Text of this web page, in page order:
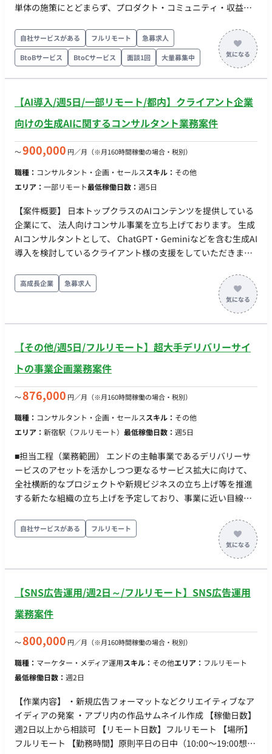
単体の施策にとどまらず、プロダクト・コミュニティ・収益構
す。 ・事業として「同人系プラットフォーム領域での圧倒的
No.1」を目指しています。 ・データドリブンかつ仮説主導型の
マーケティング体制を築くことが求められます。 【作業内容】
・登録〜投稿〜収益化のファネルに基づくKPI設計・分析・再定
策定 ・SNS／PR／LP／クリエイター獲得／UGC施策の企画・
実行・改善 ・Redash／内部DBを用いた指標モニタリングと施
との横断連携 ・経営／現場それぞれに最適化された週次・月次
自社サービスがある フルリモート
急募求人
BtoBサービス
BtoCサービス 面談1回 大量募集中
【AI導入/週5日/一部リモート/都内】クライアント企業
向けの生成AIに関するコンサルタント業務案件
〜900,000 円／月 （※月160時間稼働の場合・税別）
職種： コンサルタント・企画・セールススキル： その他
エリア： 一部リモート最低稼働日数： 週5日
【案件概要】 日本トップクラスのAIコンテンツを提供している
企業にて、 法人向けコンサル事業を立ち上げております。 生成
AIコンサルタントとして、 ChatGPT・Geminiなどを含む生成AI
導入を検討しているクライアント様の支援をしていただきま
クライアントの課題・ニーズのヒアリング ・生成AIを活用した
課題解決の提案 ・生成AIツールの選定 ・生成AI活用に関する資
高成長企業 急募求人
【その他/週5日/フルリモート】超大手デリバリーサイ
トの事業企画業務案件
〜876,000 円／月 （※月160時間稼働の場合・税別）
職種： コンサルタント・企画・セールススキル： その他
エリア： 新宿駅（フルリモート） 最低稼働日数： 週5日
■担当工程（業務範囲） エンドの主軸事業であるデリバリーサ
ービスのアセットを活かしつつ更なるサービス拡大に向けて、
全社横断的なプロジェクトや新規ビジネスの立ち上げ等を推進
する新たな組織の立ち上げを予定しており、事業に近い目線で
す。 ■業務内容 ・経営陣から各セクションの現場レイヤーまで
幅広く接点を持ち、 事業・サービスの課題解決を推進するハ
ブとして、全社横断的な プロジェクトの組成・推進 ・既存の
枠組みを超えたサービス拡大のための新規ビジネスの企画立
自社サービスがある フルリモート
【SNS広告運用/週2日～/フルリモート】SNS広告運用
業務案件
〜800,000 円／月 （※月160時間稼働の場合・税別）
職種： マーケター・メディア運用スキル： その他エリア： フルリモート
最低稼働日数： 週2日
【作業内容】 ・新規広告フォーマットなどクリエイティブなア
イディアの発案 ・アプリ内の作品サムネイル作成 【稼働日数】
週2日以上から相談可 【リモート日数】フルリモート 【場所】
フルリモート 【勤務時間】原則平日の日中（10:00〜19:00想